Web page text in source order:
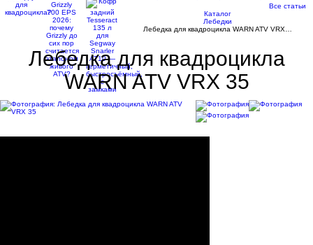
Все статьи
Каталог
Лебедки
Лебедка для квадроцикла WARN ATV VRX…
Лебедка для квадроцикла
WARN ATV VRX 35